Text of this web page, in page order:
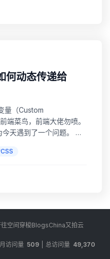
何动态传递给
量（Custom
端菜鸟，前端大佬勿喷。
天遇到了一个问题。 我
式，都在CSS表，那我怎
用法 CSS样式表：...
空间穿梭BlogsChina又拍云
访问量 509 总访问量 49,370